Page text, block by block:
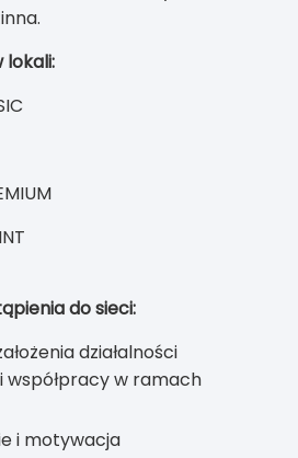
lokali:
do sieci:
działalności
współpracy w ramach
i motywacja